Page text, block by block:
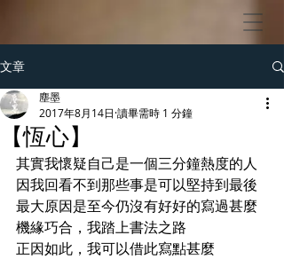
文章
【恆心】
塵墨
2017年8月14日 讀畢需時 1 分鐘
其實我懷疑自己是一個三分鐘熱度的人
因我回看不到那些事是可以堅持到最後
最大原因是至今仍沒有好好的寫過甚麼
機緣巧合，我踏上書法之路
正因如此，我可以借此寫點甚麼